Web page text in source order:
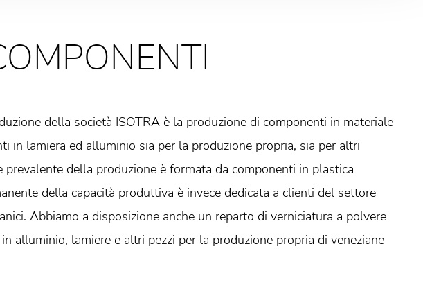
della società ISOTRA è la produzione di componenti in materiale
in lamiera ed alluminio sia per la produzione propria, sia per altri
della produzione è formata da componenti in plastica
della capacità produttiva è invece dedicata a clienti del settore
Abbiamo a disposizione anche un reparto di verniciatura a polvere
alluminio, lamiere e altri pezzi per la produzione propria di veneziane